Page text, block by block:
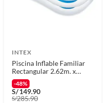
INTEX
Piscina Inflable Familiar
Rectangular 2.62m. x
1.75m x 56 cm
-48%
S/149.90
S/285.90